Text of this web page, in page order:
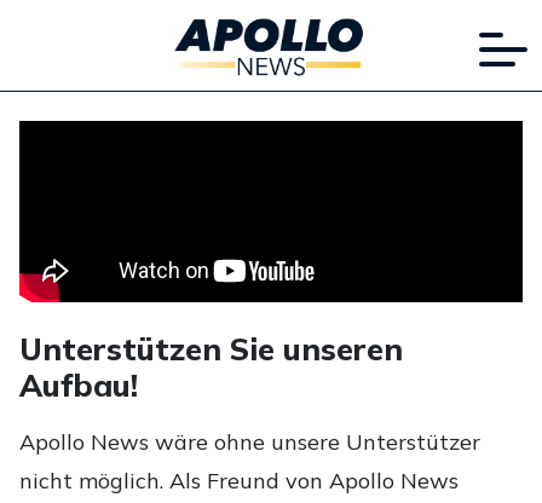
Unterstützen Sie unseren
Aufbau!
Apollo News wäre ohne unsere Unterstützer
nicht möglich. Als Freund von Apollo News